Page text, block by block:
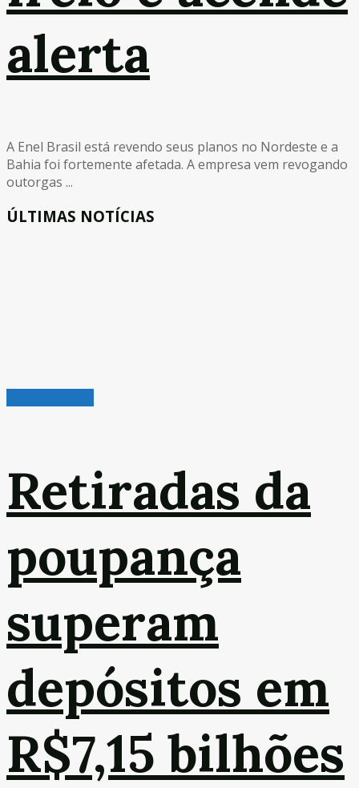
alerta
A Enel Brasil está revendo seus planos no Nordeste e a
Bahia foi fortemente afetada. A empresa vem revogando
outorgas ...
ÚLTIMAS NOTÍCIAS
Retiradas da
poupança
superam
depósitos em
R$7,15 bilhões